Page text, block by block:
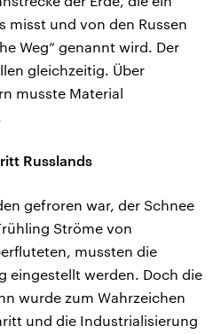
misst und von den Russen
Weg“ genannt wird. Der
gleichzeitig. Über
musste Material
Russlands
gefroren war, der Schnee
Ströme von
mussten die
eingestellt werden. Doch die
wurde zum Wahrzeichen
und die Industrialisierung